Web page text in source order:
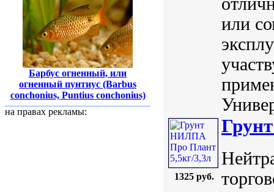
Барбус огненный, или
огненный пунтиус (Barbus
conchonius, Puntius conchonius)
на правах рекламы:
или
1325 руб.